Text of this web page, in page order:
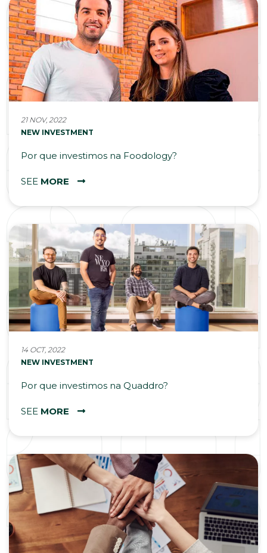
21 NOV, 2022
NEW INVESTMENT
Por que investimos na Foodology?
SEE MORE
14 OCT, 2022
NEW INVESTMENT
Por que investimos na Quaddro?
SEE MORE